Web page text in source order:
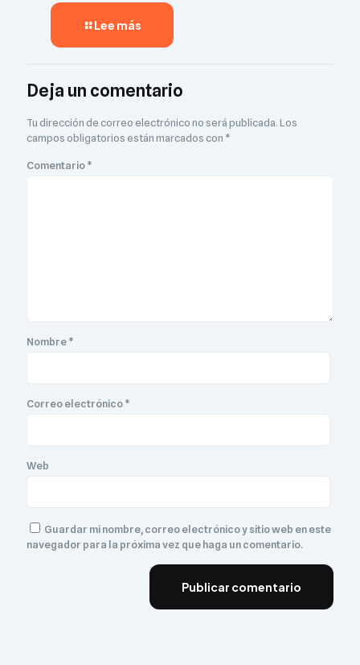
Lee más
Deja un comentario
Tu dirección de correo electrónico no será publicada.Los
campos obligatorios están marcados con *
Comentario*
Nombre*
Correo electrónico*
Web
Guardar mi nombre, correo electrónico y sitio web en este
navegador para la próxima vez que haga un comentario.